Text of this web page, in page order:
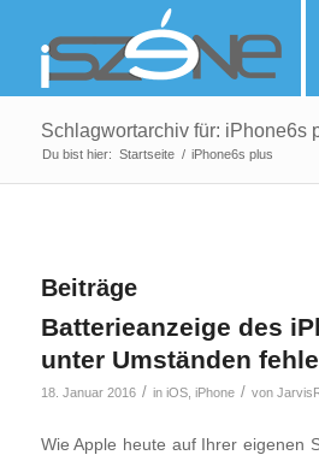
Schlagwortarchiv für: iPhone6s
Du bist hier: Startseite / iPhone6s plus
Beiträge
Batterieanzeige des
unter Umständen
18. Januar 2016 / in iOS, iPhone / von
Wie Apple heute auf Ihrer eigenen